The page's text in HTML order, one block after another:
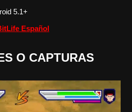
5.1+
Español
O CAPTURAS